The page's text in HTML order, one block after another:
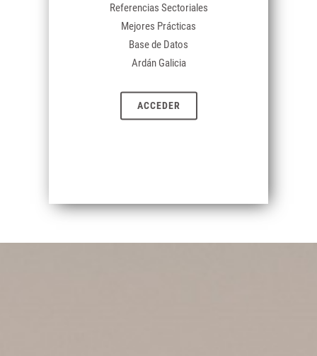
Referencias Sectoriales
Mejores Prácticas
Base de Datos
Ardán Galicia
ACCEDER